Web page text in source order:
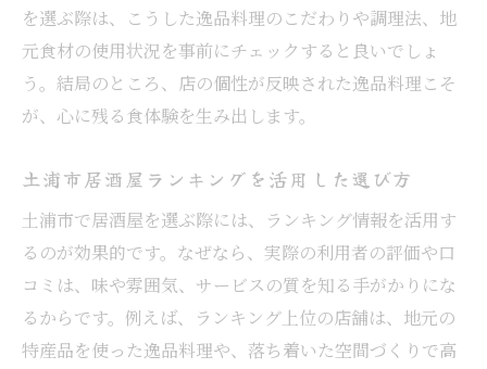
を選ぶ際は、こうした逸品料理のこだわりや調理法、地
元食材の使用状況を事前にチェックすると良いでしょ
う。結局のところ、店の個性が反映された逸品料理こそ
が、心に残る食体験を生み出します。
土浦市居酒屋ランキングを活用した選び方
土浦市で居酒屋を選ぶ際には、ランキング情報を活用す
るのが効果的です。なぜなら、実際の利用者の評価や口
コミは、味や雰囲気、サービスの質を知る手がかりにな
るからです。例えば、ランキング上位の店舗は、地元の
特産品を使った逸品料理や、落ち着いた空間づくりで高